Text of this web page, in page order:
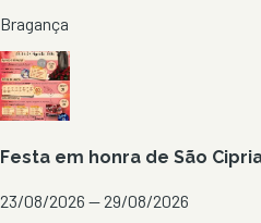
Bragança
Festa em honra de São
23/08/2026 — 29/08/2026